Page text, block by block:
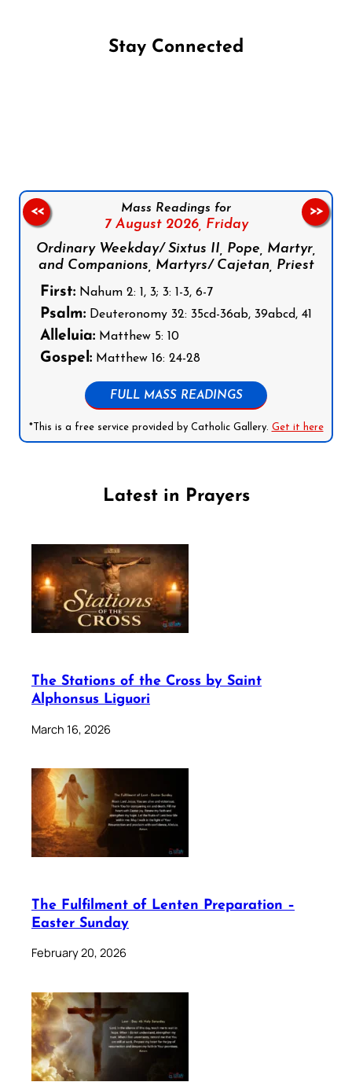
Stay Connected
Mass Readings for
7 August 2026, Friday
Ordinary Weekday/ Sixtus II, Pope, Martyr,
and Companions, Martyrs/ Cajetan, Priest
First: Nahum 2: 1, 3; 3: 1-3, 6-7
Psalm: Deuteronomy 32: 35cd-36ab, 39abcd, 41
Alleluia: Matthew 5: 10
Gospel: Matthew 16: 24-28
FULL MASS READINGS
*This is a free service provided by Catholic Gallery. Get it here
<< >>
Latest in Prayers
The Stations of the Cross by Saint
Alphonsus Liguori
March 16, 2026
The Fulfilment of Lenten Preparation –
Easter Sunday
February 20, 2026